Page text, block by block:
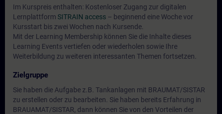
Im Kurspreis enthalten: Kostenloser Zugang zur digitalen
Lernplattform SITRAIN access – beginnend eine Woche vor
Kursstart bis zwei Wochen nach Kursende.
Mit der Learning Membership können Sie die Inhalte dieses
Learning Events vertiefen oder wiederholen sowie Ihre
Weiterbildung zu weiteren interessanten Themen fortsetzen.
Zielgruppe
Sie haben die Aufgabe z.B. Tankanlagen mit BRAUMAT/SISTAR
zu erstellen oder zu bearbeiten. Sie haben bereits Erfahrung in
BRAUAMAT/SISTAR, dann können Sie von den Vorteilen der